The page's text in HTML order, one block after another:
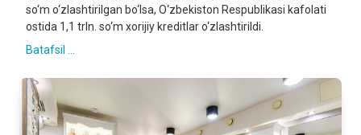
so‘m o‘zlashtirilgan bo‘lsa, O‘zbekiston Respublikasi kafolati
ostida 1,1 trln. so‘m xorijiy kreditlar o‘zlashtirildi.
Batafsil ...